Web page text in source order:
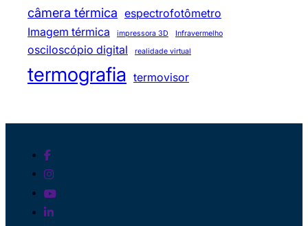
câmera térmica espectrofotômetro
Imagem térmica
impressora 3D Infravermelho
osciloscópio digital realidade virtual
termografia termovisor